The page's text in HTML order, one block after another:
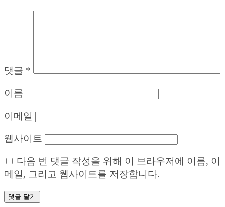
댓글 *
이름
이메일
웹사이트
다음 번 댓글 작성을 위해 이 브라우저에 이름, 이
메일, 그리고 웹사이트를 저장합니다.